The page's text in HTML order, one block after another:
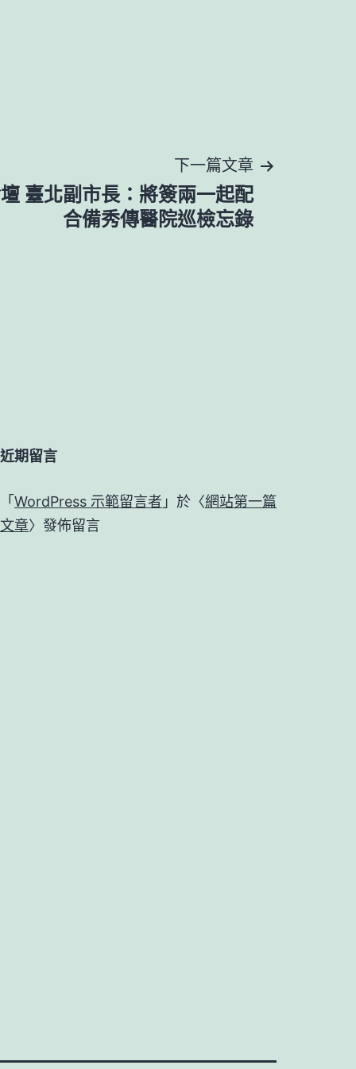
下一篇文章
臺北副市長：將簽兩一起配
合備秀傳醫院巡檢忘錄
近期留言
「 WordPress 示範留言者 」於〈網站第一篇
文章〉發佈留言